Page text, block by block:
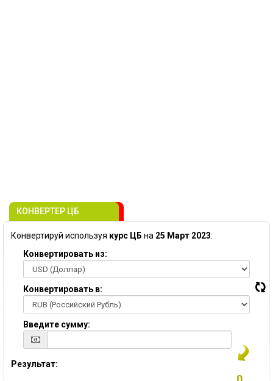
КОНВЕРТЕР ЦБ
Конвертируй используя курс ЦБ на 25 Март 2023:
Конвертировать из:
Конвертировать в:
Введите сумму:
Результат: